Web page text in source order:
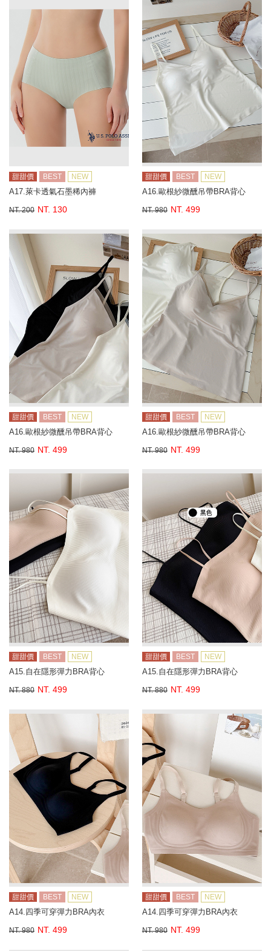
甜甜價 BEST NEW
A17.萊卡透氣石墨稀內褲
NT. 200 NT. 130
甜甜價 BEST NEW
A16.歐根紗微醺吊帶BRA背心
NT. 980 NT. 499
甜甜價 BEST NEW
A16.歐根紗微醺吊帶BRA背心
NT. 980 NT. 499
甜甜價 BEST NEW
A16.歐根紗微醺吊帶BRA背心
NT. 980 NT. 499
甜甜價 BEST NEW
A15.自在隱形彈力BRA背心
NT. 880 NT. 499
甜甜價 BEST NEW
A15.自在隱形彈力BRA背心
NT. 880 NT. 499
甜甜價 BEST NEW
A14.四季可穿彈力BRA內衣
NT. 980 NT. 499
甜甜價 BEST NEW
A14.四季可穿彈力BRA內衣
NT. 980 NT. 499